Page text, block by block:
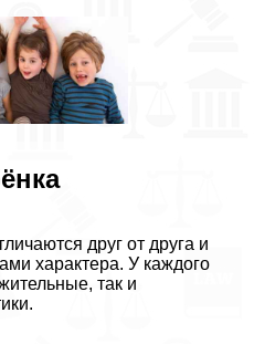
друг от друга и
хаpaктера. У каждого
так и